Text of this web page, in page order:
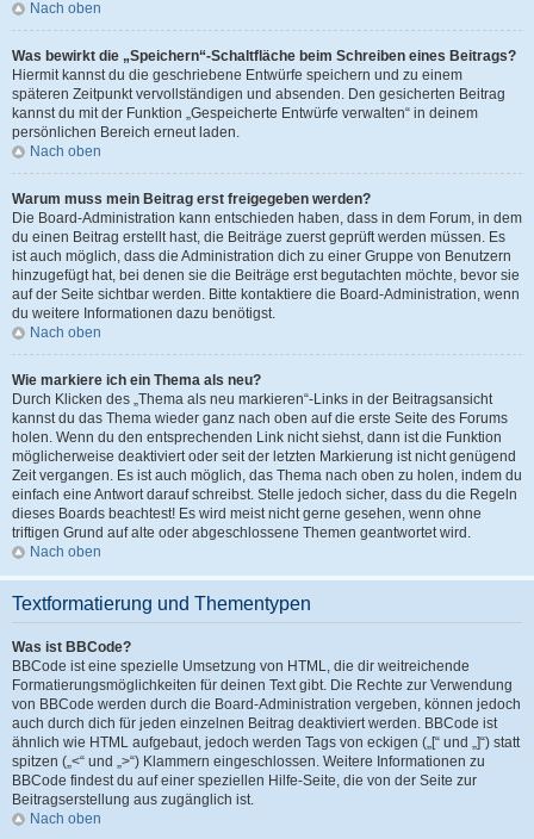
Nach oben
Was bewirkt die „Speichern“-Schaltfläche beim Schreiben eines Beitrags?
Hiermit kannst du die geschriebene Entwürfe speichern und zu einem
späteren Zeitpunkt vervollständigen und absenden. Den gesicherten Beitrag
kannst du mit der Funktion „Gespeicherte Entwürfe verwalten“ in deinem
persönlichen Bereich erneut laden.
Nach oben
Warum muss mein Beitrag erst freigegeben werden?
Die Board-Administration kann entschieden haben, dass in dem Forum, in dem
du einen Beitrag erstellt hast, die Beiträge zuerst geprüft werden müssen. Es
ist auch möglich, dass die Administration dich zu einer Gruppe von Benutzern
hinzugefügt hat, bei denen sie die Beiträge erst begutachten möchte, bevor sie
auf der Seite sichtbar werden. Bitte kontaktiere die Board-Administration, wenn
du weitere Informationen dazu benötigst.
Nach oben
Wie markiere ich ein Thema als neu?
Durch Klicken des „Thema als neu markieren“-Links in der Beitragsansicht
kannst du das Thema wieder ganz nach oben auf die erste Seite des Forums
holen. Wenn du den entsprechenden Link nicht siehst, dann ist die Funktion
möglicherweise deaktiviert oder seit der letzten Markierung ist nicht genügend
Zeit vergangen. Es ist auch möglich, das Thema nach oben zu holen, indem du
einfach eine Antwort darauf schreibst. Stelle jedoch sicher, dass du die Regeln
dieses Boards beachtest! Es wird meist nicht gerne gesehen, wenn ohne
triftigen Grund auf alte oder abgeschlossene Themen geantwortet wird.
Nach oben
Textformatierung und Thementypen
Was ist BBCode?
BBCode ist eine spezielle Umsetzung von HTML, die dir weitreichende
Formatierungsmöglichkeiten für deinen Text gibt. Die Rechte zur Verwendung
von BBCode werden durch die Board-Administration vergeben, können jedoch
auch durch dich für jeden einzelnen Beitrag deaktiviert werden. BBCode ist
ähnlich wie HTML aufgebaut, jedoch werden Tags von eckigen („[“ und „]“) statt
spitzen („<“ und „>“) Klammern eingeschlossen. Weitere Informationen zu
BBCode findest du auf einer speziellen Hilfe-Seite, die von der Seite zur
Beitragserstellung aus zugänglich ist.
Nach oben